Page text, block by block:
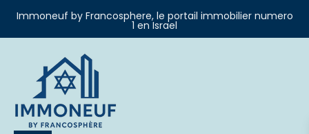
Immoneuf by Francosphere, le portail immobilier numero
1 en Israel